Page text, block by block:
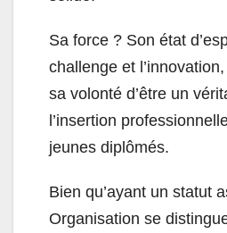
Sa force ? Son état
challenge et
sa volonté d’être un
l’insertion
jeunes diplômés.
Bien qu’ayant un statut
Organisation se